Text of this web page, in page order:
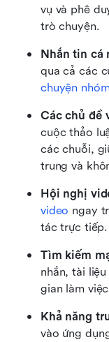
vụ và phê
trò chuyện.
Nhắn tin cá
qua cả các
chuyện
Các chủ đề
cuộc thảo
các chuỗi,
trung và
Hội nghị
video ngay
tác trực tiếp.
Tìm kiếm
nhắn, tài
gian làm
Khả năng
vào ứng